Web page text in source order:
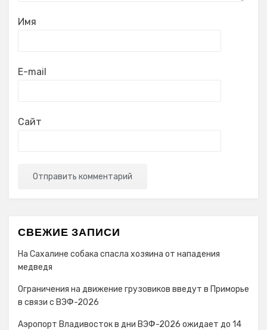
Имя
E-mail
Сайт
СВЕЖИЕ ЗАПИСИ
На Сахалине собака спасла хозяина от нападения
медведя
Ограничения на движение грузовиков введут в Приморье
в связи с ВЭФ-2026
Аэропорт Владивосток в дни ВЭФ-2026 ожидает до 14